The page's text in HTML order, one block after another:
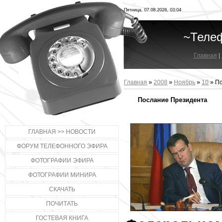
ГЛАВНАЯ >> НОВОСТИ
ФОРУМ ТЕЛЕФОННОГО ЭФИРА
ФОТОГРАФИИ ЭФИРА
ФОТОГРАФИИ МИНИРА
СКАЧАТЬ
ПОЧИТАТЬ
ГОСТЕВАЯ КНИГА
Пятница, 07.08.2026, 03:04
Главная
Главная » 2008 » Ноябрь » 10 »
Послание Президента